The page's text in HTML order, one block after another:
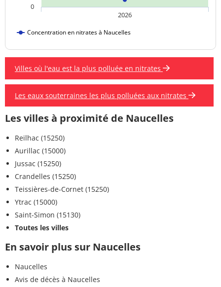
Concentration en nitrates à Naucelles
2026
0
Villes où l'eau est la plus polluée en nitrates
Les eaux souterraines les plus polluées aux nitrates
Les villes à proximité de Naucelles
Reilhac (15250)
Aurillac (15000)
Jussac (15250)
Crandelles (15250)
Teissières-de-Cornet (15250)
Ytrac (15000)
Saint-Simon (15130)
Toutes les villes
En savoir plus sur Naucelles
Naucelles
Avis de décès à Naucelles